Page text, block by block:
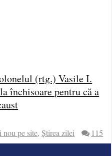
(rtg.) Vasile I.
închisoare pentru că a
nou pe site,Știrea zilei 115